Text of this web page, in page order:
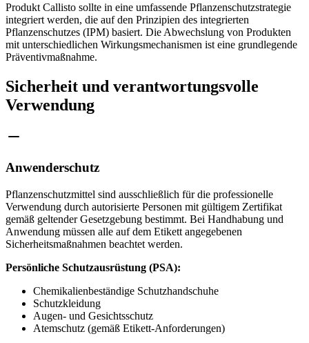
Produkt Callisto sollte in eine umfassende Pflanzenschutzstrategie
integriert werden, die auf den Prinzipien des integrierten
Pflanzenschutzes (IPM) basiert. Die Abwechslung von Produkten
mit unterschiedlichen Wirkungsmechanismen ist eine grundlegende
Präventivmaßnahme.
Sicherheit und verantwortungsvolle
Verwendung
Anwenderschutz
Pflanzenschutzmittel sind ausschließlich für die professionelle
Verwendung durch autorisierte Personen mit gültigem Zertifikat
gemäß geltender Gesetzgebung bestimmt. Bei Handhabung und
Anwendung müssen alle auf dem Etikett angegebenen
Sicherheitsmaßnahmen beachtet werden.
Persönliche Schutzausrüstung (PSA):
Chemikalienbeständige Schutzhandschuhe
Schutzkleidung
Augen- und Gesichtsschutz
Atemschutz (gemäß Etikett-Anforderungen)